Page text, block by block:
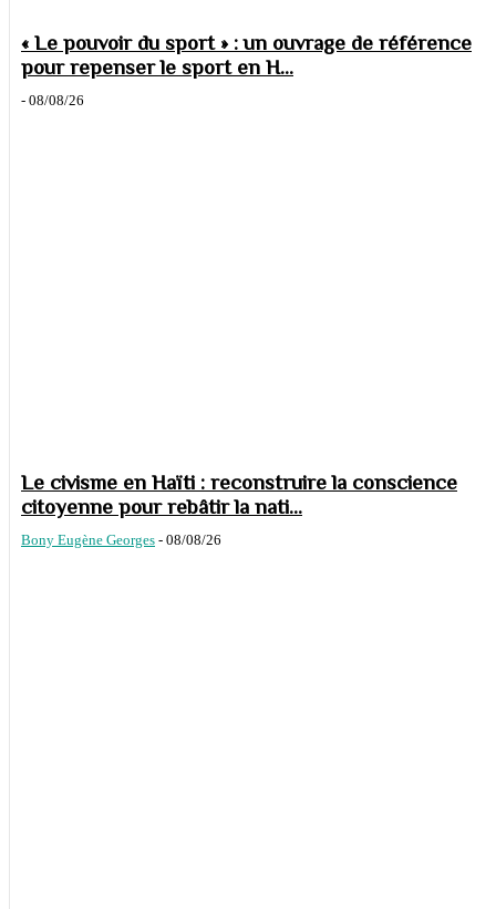
« Le pouvoir du sport » : un ouvrage de référence
pour repenser le sport en H...
- 08/08/26
Le civisme en Haïti : reconstruire la conscience
citoyenne pour rebâtir la nati...
Bony Eugène Georges - 08/08/26